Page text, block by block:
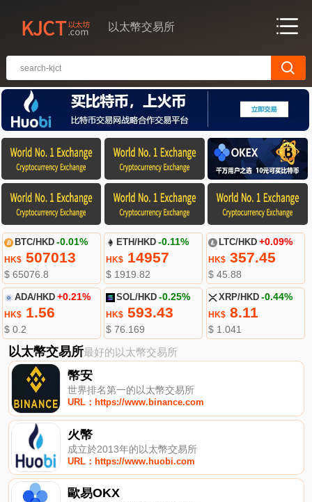
以太幣交易所
BTC/HKD -0.01%
HK$507013
$ 65076.8
ETH/HKD -0.11%
HK$ 14957
$ 1919.82
LTC/HKD +0.09%
HK$357.45
$ 45.88
ADA/HKD +0.21%
HK$1.56
$ 0.2
SOL/HKD -0.25%
HK$ 593.43
$ 76.169
XRP/HKD -0.44%
HK$8.11
$ 1.041
以太幣交易所最好的以太幣交易所
幣安
世界排名第一的以太幣交易所
URL：https://www.binance.com
火幣
成立於2013年的以太幣交易所
URL：https://www.huobi.com
歐易OKX